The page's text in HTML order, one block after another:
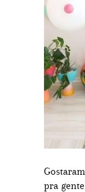
pra